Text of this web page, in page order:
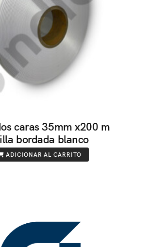
caras 35mm x200 m
bordada blanco
ADICIONAR AL CARRITO